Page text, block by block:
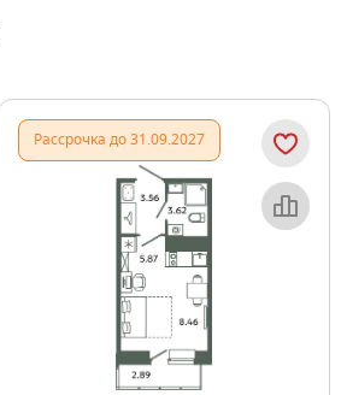
Рассрочка до 31.09.2027
Объект месяца